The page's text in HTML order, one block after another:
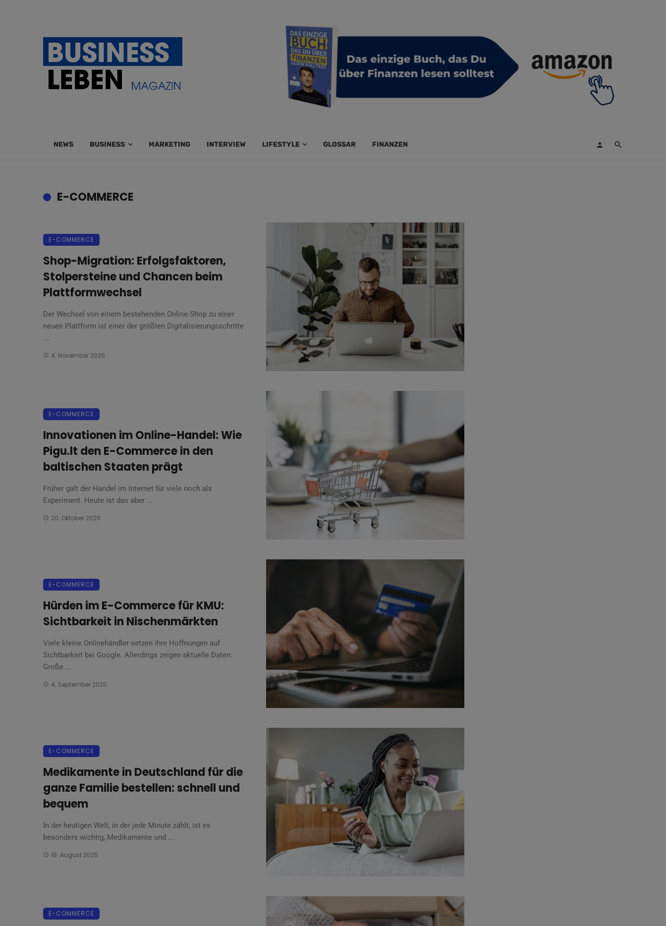
NEWS BUSINESS MARKETING INTERVIEW LIFESTYLE GLOSSAR FINANZEN
E-COMMERCE
E-COMMERCE
Shop-Migration: Erfolgsfaktoren,
Stolpersteine und Chancen beim
Plattformwechsel
Der Wechsel von einem bestehenden Online-Shop zu einer
neuen Plattform ist einer der größten Digitalisierungsschritte
...
4. November 2025
E-COMMERCE
Innovationen im Online-Handel: Wie
Pigu.lt den E-Commerce in den
baltischen Staaten prägt
Früher galt der Handel im Internet für viele noch als
Experiment. Heute ist das aber ...
20. Oktober 2025
E-COMMERCE
Hürden im E-Commerce für KMU:
Sichtbarkeit in Nischenmärkten
Viele kleine Onlinehändler setzen ihre Hoffnungen auf
Sichtbarkeit bei Google. Allerdings zeigen aktuelle Daten:
Große ...
4. September 2025
E-COMMERCE
Medikamente in Deutschland für die
ganze Familie bestellen: schnell und
bequem
In der heutigen Welt, in der jede Minute zählt, ist es
besonders wichtig, Medikamente und ...
19. August 2025
E-COMMERCE